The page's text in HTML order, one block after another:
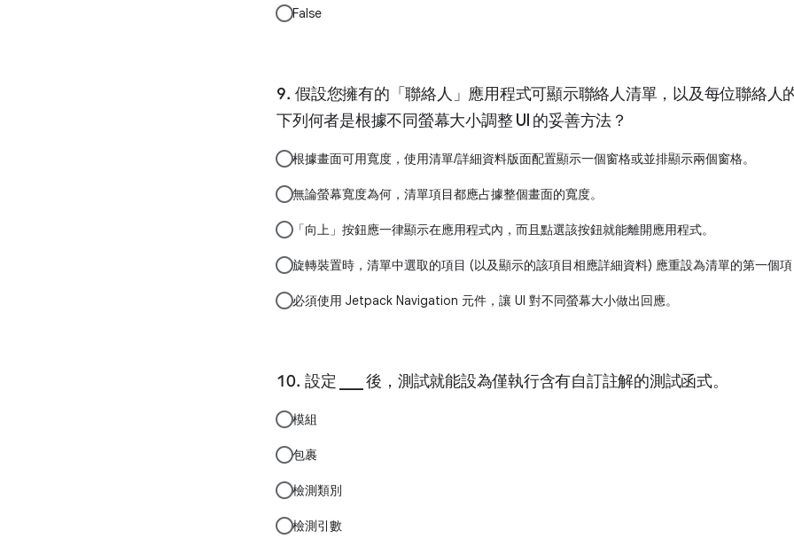
False
假設您擁有的「聯絡人」應用程式可顯示聯絡人清單，以及每位聯絡人
下列何者是根據不同螢幕大小調整 UI 的妥善方法？
根據畫面可用寬度，使用清單/詳細資料版面配置顯示一個窗格或並排顯示兩個窗格。
無論螢幕寬度為何，清單項目都應占據整個畫面的寬度。
「向上」按鈕應一律顯示在應用程式內，而且點選該按鈕就能離開應用程式。
旋轉裝置時，清單中選取的項目 (以及顯示的該項目相應詳細資料) 應重設為清單的第一個
必須使用 Jetpack Navigation 元件，讓 UI 對不同螢幕大小做出回應。
設定 ___ 後，測試就能設為僅執行含有自訂註解的測試函式。
模組
包裹
檢測類別
檢測引數